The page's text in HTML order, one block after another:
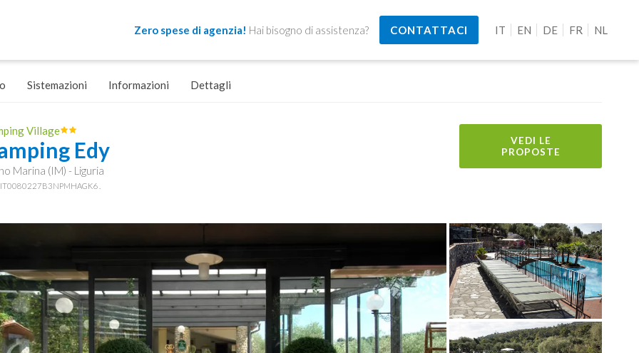
Zero spese di agenzia! Hai bisogno di assistenza? CONTATTACI IT EN DE FR NL
Sistemazioni Informazioni Dettagli
Village
Edy
Marina (IM) - Liguria
.
VEDI LE
PROPOSTE